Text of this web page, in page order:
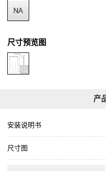
尺寸预览图
安装说明书
尺寸图